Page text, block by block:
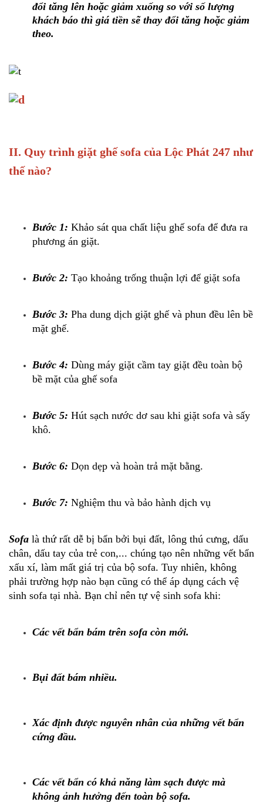
đổi tăng lên hoặc giảm xuống so với số lượng
khách báo thì giá tiền sẽ thay đổi tăng hoặc giảm
theo.
II. Quy trình giặt ghế sofa của Lộc Phát 247 như
thế nào?
Bước 1: Khảo sát qua chất liệu ghế sofa để đưa ra
phương án giặt.
Bước 2: Tạo khoảng trống thuận lợi để giặt sofa
Bước 3: Pha dung dịch giặt ghế và phun đều lên bề
mặt ghế.
Bước 4: Dùng máy giặt cầm tay giặt đều toàn bộ
bề mặt của ghế sofa
Bước 5: Hút sạch nước dơ sau khi giặt sofa và sấy
khô.
Bước 6: Dọn dẹp và hoàn trả mặt bằng.
Bước 7: Nghiệm thu và bảo hành dịch vụ
Sofa là thứ rất dễ bị bẩn bởi bụi đất, lông thú cưng, dấu
chân, dấu tay của trẻ con,... chúng tạo nên những vết bẩn
xấu xí, làm mất giá trị của bộ sofa. Tuy nhiên, không
phải trường hợp nào bạn cũng có thể áp dụng cách vệ
sinh sofa tại nhà. Bạn chỉ nên tự vệ sinh sofa khi:
Các vết bẩn bám trên sofa còn mới.
Bụi đất bám nhiều.
Xác định được nguyên nhân của những vết bẩn
cứng đầu.
Các vết bẩn có khả năng làm sạch được mà
không ảnh hưởng đến toàn bộ sofa.